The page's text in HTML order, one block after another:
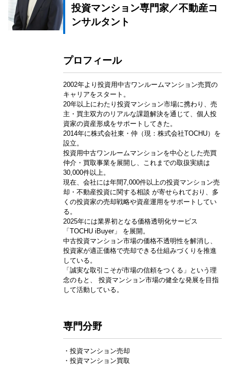
投資マンション専門家／不動産コ
ンサルタント
プロフィール
2002年より投資用中古ワンルームマンション売買の
キャリアをスタート。
20年以上にわたり投資マンション市場に携わり、売
主・買主双方のリアルな課題解決を通じて、個人投
資家の資産形成をサポートしてきた。
2014年に株式会社東・仲（現：株式会社TOCHU）を
設立。
投資用中古ワンルームマンションを中心とした売買
仲介・買取事業を展開し、これまでの取扱実績は
30,000件以上。
現在、会社には年間7,000件以上の投資マンション売
却・不動産投資に関する相談 が寄せられており、多
くの投資家の売却戦略や資産運用をサポートしてい
る。
2025年には業界初となる価格透明化サービス
「TOCHU iBuyer」 を展開。
中古投資マンション市場の価格不透明性を解消し、
投資家が適正価格で売却できる仕組みづくりを推進
している。
「誠実な取引こそが市場の信頼をつくる」という理
念のもと、 投資マンション市場の健全な発展を目指
して活動している。
専門分野
・投資マンション売却
・投資マンション買取